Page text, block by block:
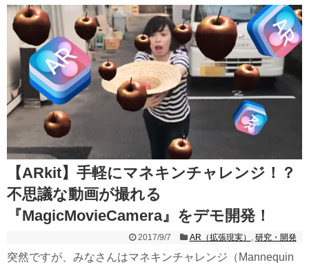
【ARkit】手軽にマネキンチャレンジ！？
不思議な動画が撮れる
『MagicMovieCamera』をデモ開発！
2017/9/7 AR（拡張現実） , 研究・開発
突然ですが、みなさんはマネキンチャレンジ（Mannequin